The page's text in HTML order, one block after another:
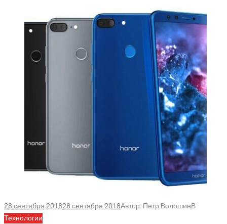
28 сентября 201828 сентября 2018Автор:Петр ВолошинВ
Технологии